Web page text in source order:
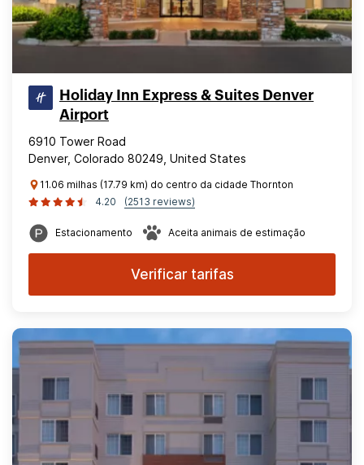
Holiday Inn Express & Suites Denver
Airport
6910 Tower Road
Denver, Colorado 80249, United States
11.06 milhas (17.79 km) do centro da cidade Thornton
4.20
(2513 reviews)
Estacionamento Aceita animais de estimação
Verificar tarifas